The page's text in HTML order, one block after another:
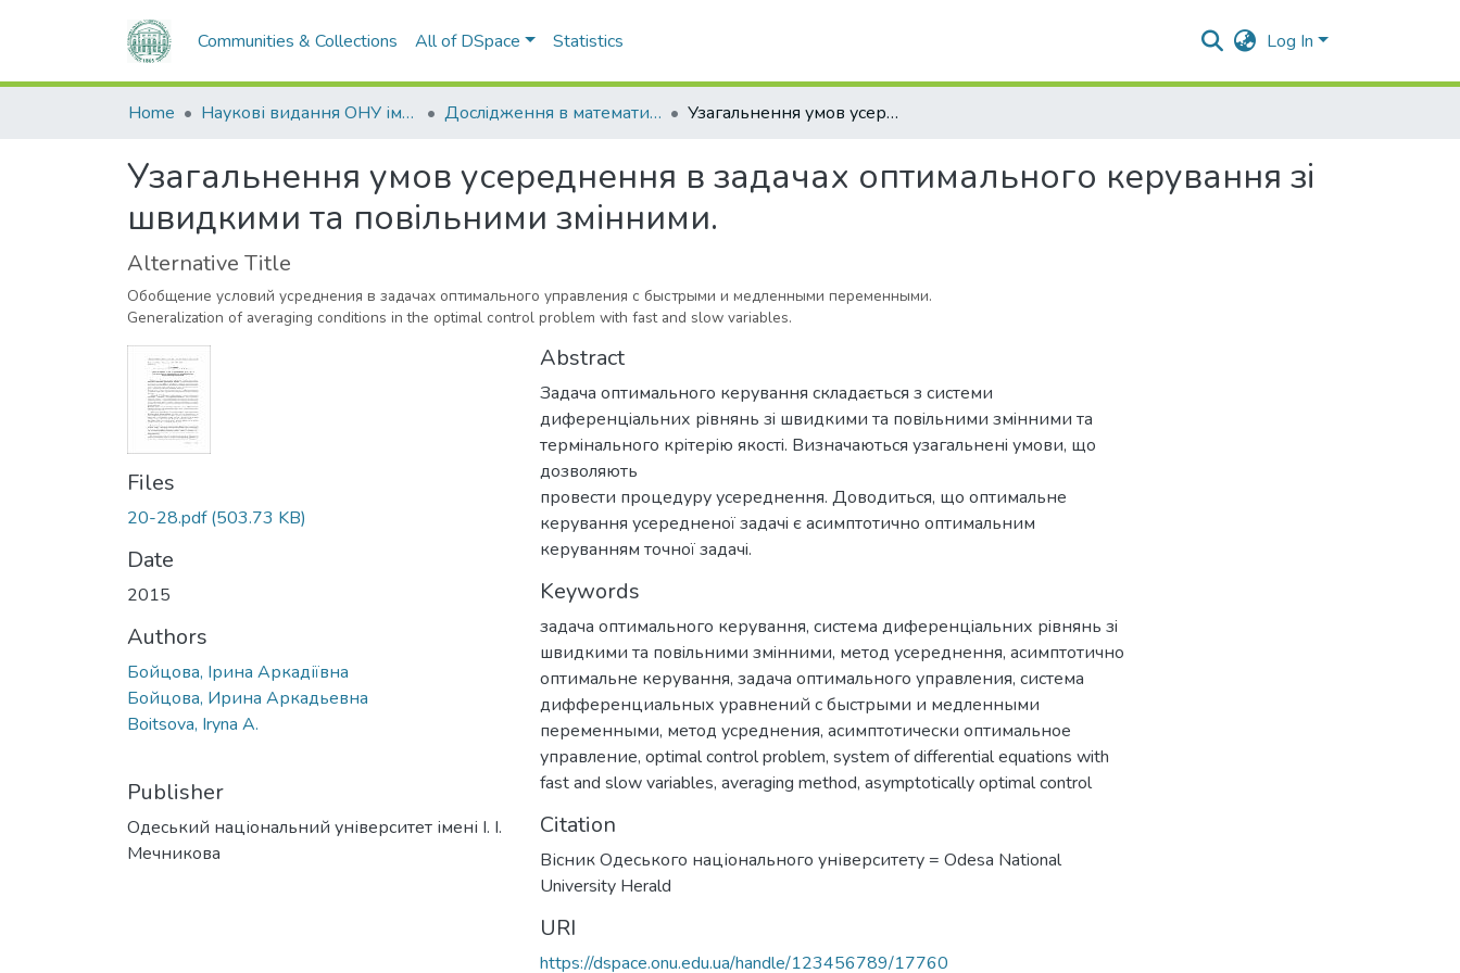
Communities & Collections All of DSpace Statistics Log In
Home Наукові видання ОНУ імені І. І. Мечникова Дослiдження в математицi i механiцi Узагальнення умов усереднення в задачах оптимального керування зi швидкими та повiльними змiнними.
Узагальнення умов усереднення в задачах оптимального керування зi
швидкими та повiльними змiнними.
Alternative Title
Обобщение условий усреднения в задачах оптимального управления с быстрыми и медленными переменными.
Generalization of averaging conditions in the optimal control problem with fast and slow variables.
Files
20-28.pdf(503.73 KB)
Date
2015
Authors
Бойцова, Ірина Аркадіївна
Бойцова, Ирина Аркадьевна
Boitsova, Iryna A.
Publisher
Одеський національний університет імені І. І.
Мечникова
Abstract
Задача оптимального керування складається з системи
диференцiальних рiвнянь зi швидкими та повiльними змiнними та
термiнального крiтерiю якостi. Визначаються узагальненi умови, що
дозволяють
провести процедуру усереднення. Доводиться, що оптимальне
керування усередненої задачi є асимптотично оптимальним
керуванням точної задачi.
Keywords
задача оптимального керування, система диференцiальних рiвнянь зi
швидкими та повiльними змiнними, метод усереднення, асимптотично
оптимальне керування, задача оптимального управления, система
дифференциальных уравнений с быстрыми и медленными
переменными, метод усреднения, асимптотически оптимальное
управление, optimal control problem, system of differential equations with
fast and slow variables, averaging method, asymptotically optimal control
Citation
Вісник Одеського національного університету = Odesa National
University Herald
URI
https://dspace.onu.edu.ua/handle/123456789/17760